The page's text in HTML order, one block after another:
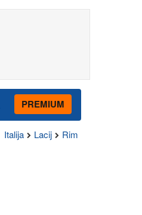
PREMIUM
Italija Lacij Rim